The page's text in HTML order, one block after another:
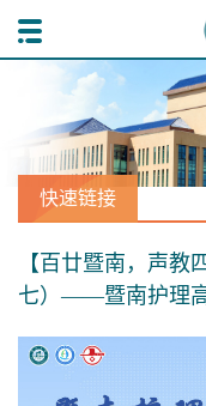
快速链接
【百廿暨南，声教
七）——暨南护理